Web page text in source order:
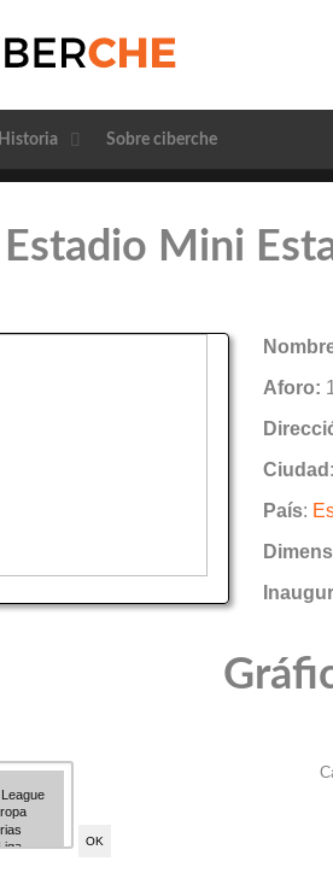
Historia Sobre ciberche
Estadio Mini
Aforo:
Ciudad :
País: